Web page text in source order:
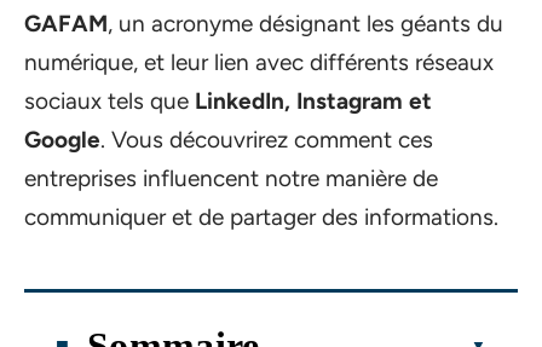
GAFAM, un acronyme désignant les géants du
numérique, et leur lien avec différents réseaux
sociaux tels que LinkedIn, Instagram et
Google. Vous découvrirez comment ces
entreprises influencent notre manière de
communiquer et de partager des informations.